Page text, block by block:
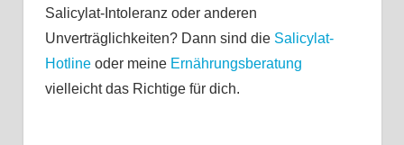
Salicylat-Intoleranz oder anderen
Unverträglichkeiten? Dann sind die Salicylat-
Hotlineoder meine Ernährungsberatung
vielleicht das Richtige für dich.